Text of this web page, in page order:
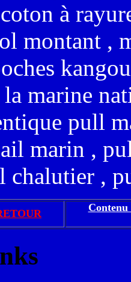
à
montant ,
marine
pull
marin ,
chalutier ,